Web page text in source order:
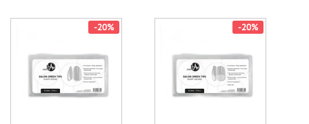
-20% -20%